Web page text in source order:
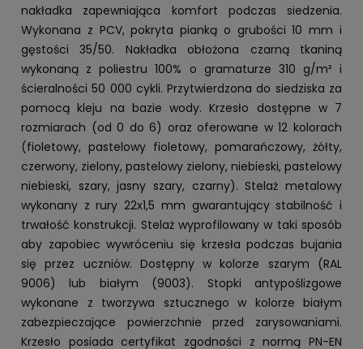
nakładka zapewniająca komfort podczas siedzenia.
Wykonana z PCV, pokryta pianką o grubości 10 mm i
gęstości 35/50. Nakładka obłożona czarną tkaniną
wykonaną z poliestru 100% o gramaturze 310 g/m² i
ścieralności 50 000 cykli. Przytwierdzona do siedziska za
pomocą kleju na bazie wody. Krzesło dostępne w 7
rozmiarach (od 0 do 6) oraz oferowane w 12 kolorach
(fioletowy, pastelowy fioletowy, pomarańczowy, żółty,
czerwony, zielony, pastelowy zielony, niebieski, pastelowy
niebieski, szary, jasny szary, czarny). Stelaż metalowy
wykonany z rury 22x1,5 mm gwarantujący stabilność i
trwałość konstrukcji. Stelaż wyprofilowany w taki sposób
aby zapobiec wywróceniu się krzesła podczas bujania
się przez uczniów. Dostępny w kolorze szarym (RAL
9006) lub białym (9003). Stopki antypoślizgowe
wykonane z tworzywa sztucznego w kolorze białym
zabezpieczające powierzchnie przed zarysowaniami.
Krzesło posiada certyfikat zgodności z normą PN-EN